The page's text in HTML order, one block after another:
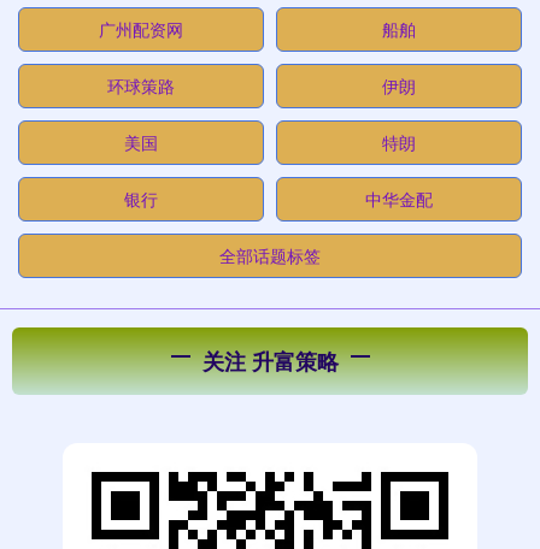
广州配资网 船舶
环球策路 伊朗
美国 特朗
银行 中华金配
全部话题标签
关注 升富策略